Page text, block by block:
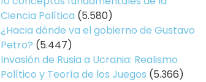
Ciencia Política (5.580)
¿Hacia dónde va el gobierno de Gustavo
Petro? (5.447)
Invasión de Rusia a Ucrania: Realismo
Político y Teoría de los Juegos (5.366)